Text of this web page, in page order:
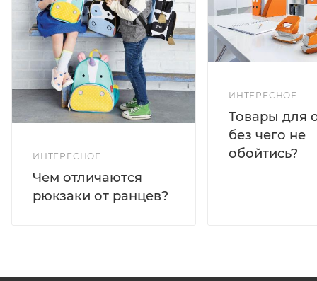
ИНТЕРЕСНОЕ
Чем отличаются
рюкзаки от ранцев?
ИНТЕРЕСНОЕ
Товары для
без чего не
обойтись?